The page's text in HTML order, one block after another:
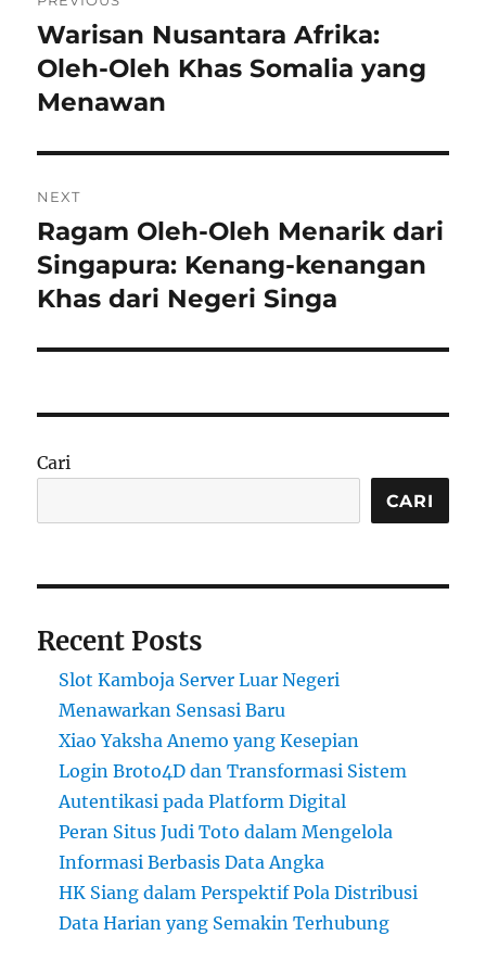
pos
Previous
post:
Warisan Nusantara Afrika:
Oleh-Oleh Khas Somalia yang
Menawan
NEXT
Next
post:
Ragam Oleh-Oleh Menarik dari
Singapura: Kenang-kenangan
Khas dari Negeri Singa
Cari
CARI
Recent Posts
Slot Kamboja Server Luar Negeri
Menawarkan Sensasi Baru
Xiao Yaksha Anemo yang Kesepian
Login Broto4D dan Transformasi Sistem
Autentikasi pada Platform Digital
Peran Situs Judi Toto dalam Mengelola
Informasi Berbasis Data Angka
HK Siang dalam Perspektif Pola Distribusi
Data Harian yang Semakin Terhubung